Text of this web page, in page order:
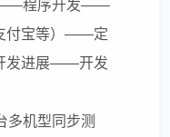
——程序开发——
付宝等）——定
发进展——开发
多机型同步测